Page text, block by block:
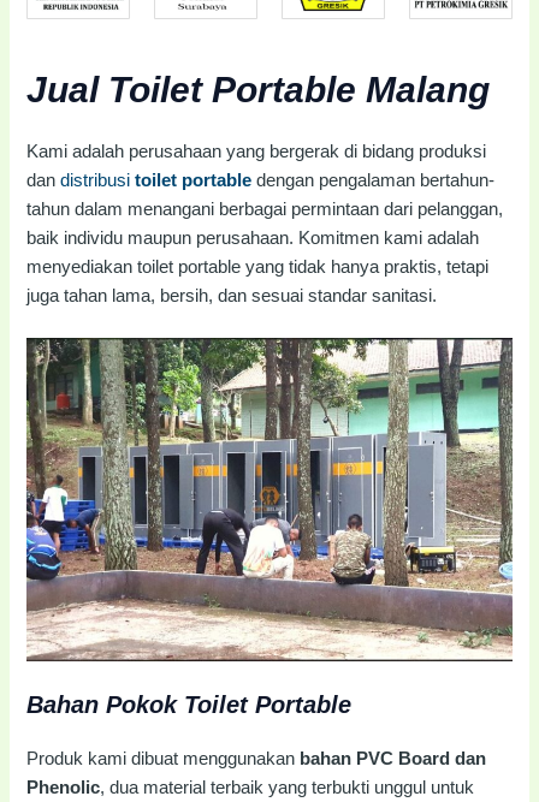
Jual Toilet Portable Malang
Kami adalah perusahaan yang bergerak di bidang produksi
dandistribusitoilet portable dengan pengalaman bertahun-
tahun dalam menangani berbagai permintaan dari pelanggan,
baik individu maupun perusahaan. Komitmen kami adalah
menyediakan toilet portable yang tidak hanya praktis, tetapi
juga tahan lama, bersih, dan sesuai standar sanitasi.
Bahan Pokok Toilet Portable
Produk kami dibuat menggunakan bahan PVC Board dan
Phenolic, dua material terbaik yang terbukti unggul untuk